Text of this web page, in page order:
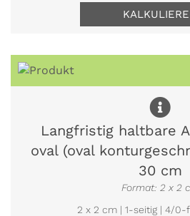
Langfristig haltbare
oval (oval
30 cm
Format: 2 x 2
2 x 2 cm | 1-seitig | 4/0-